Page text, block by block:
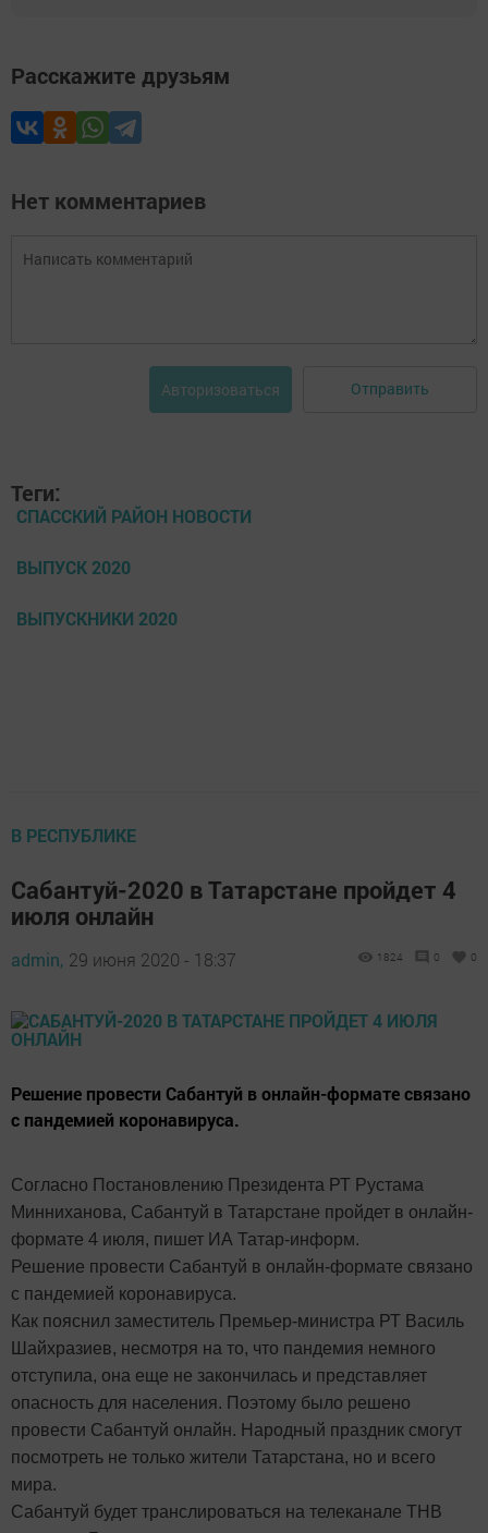
Расскажите друзьям
Нет комментариев
Авторизоваться Отправить
Теги:
СПАССКИЙ РАЙОН НОВОСТИ
ВЫПУСК 2020
ВЫПУСКНИКИ 2020
В РЕСПУБЛИКЕ
Сабантуй-2020 в Татарстане пройдет 4
июля онлайн
admin, 29 июня 2020 - 18:37 1824 0 0
Решение провести Сабантуй в онлайн-формате связано
с пандемией коронавируса.
Согласно Постановлению Президента РТ Рустама
Минниханова, Сабантуй в Татарстане пройдет в онлайн-
формате 4 июля, пишет ИА Татар-информ.
Решение провести Сабантуй в онлайн-формате связано
с пандемией коронавируса.
Как пояснил заместитель Премьер-министра РТ Василь
Шайхразиев, несмотря на то, что пандемия немного
отступила, она еще не закончилась и представляет
опасность для населения. Поэтому было решено
провести Сабантуй онлайн. Народный праздник смогут
посмотреть не только жители Татарстана, но и всего
мира.
Сабантуй будет транслироваться на телеканале ТНВ